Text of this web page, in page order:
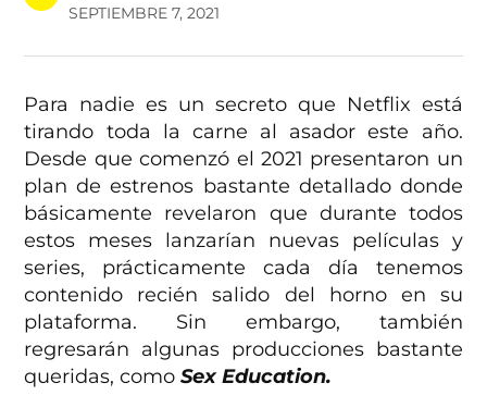
SEPTIEMBRE 7, 2021
Para nadie es un secreto que Netflix está
tirando toda la carne al asador este año.
Desde que comenzó el 2021 presentaron un
plan de estrenos bastante detallado donde
básicamente revelaron que durante todos
estos meses lanzarían nuevas películas y
series, prácticamente cada día tenemos
contenido recién salido del horno en su
plataforma. Sin embargo, también
regresarán algunas producciones bastante
queridas, comoSex Education.